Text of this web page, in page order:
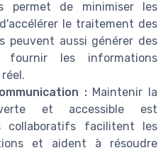
permet de minimiser les
le traitement des
peuvent aussi générer des
fournir les informations
:Maintenir la
et accessible est
collaboratifs facilitent les
et aident à résoudre